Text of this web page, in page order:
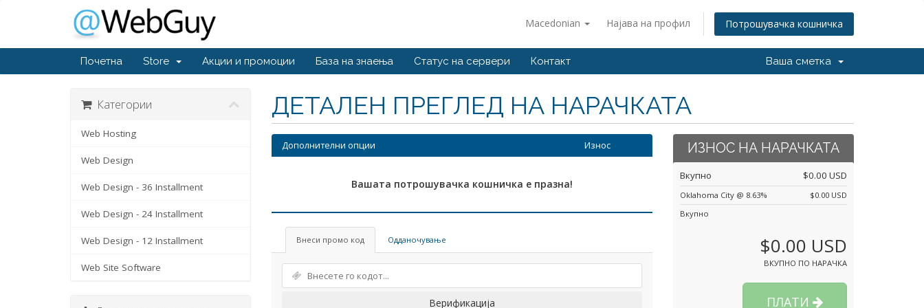
Macedonian Најава на профил Потрошувачка кошничка
Почетна Store Акции и промоции База на знаења Статус на сервери Контакт Ваша сметка
ДЕТАЛЕН ПРЕГЛЕД НА НАРАЧКАТА
Категории
Web Hosting
Web Design
Web Design - 36 Installment
Web Design - 24 Installment
Web Design - 12 Installment
Web Site Software
Дополнителни опции Износ
Вашата потрошувачка кошничка е празна!
Внеси промо код Одданочување
Верификација
ИЗНОС НА НАРАЧКАТА
Вкупно $0.00 USD
Oklahoma City @ 8.63%
$0.00 USD
Вкупно
$0.00 USD
ВКУПНО ПО НАРАЧКА
ПЛАТИ